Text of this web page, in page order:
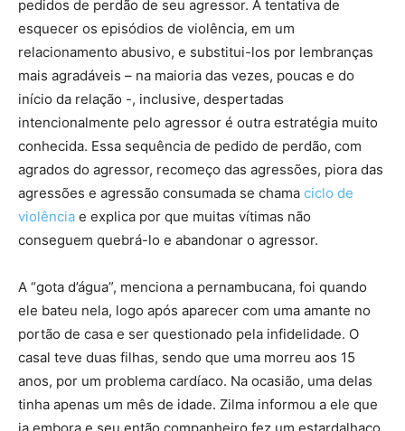
pedidos de perdão de seu agressor. A tentativa de
esquecer os episódios de violência, em um
relacionamento abusivo, e substitui-los por lembranças
mais agradáveis – na maioria das vezes, poucas e do
início da relação -, inclusive, despertadas
intencionalmente pelo agressor é outra estratégia muito
conhecida. Essa sequência de pedido de perdão, com
agrados do agressor, recomeço das agressões, piora das
agressões e agressão consumada se chama ciclo de
violência e explica por que muitas vítimas não
conseguem quebrá-lo e abandonar o agressor.
A “gota d’água”, menciona a pernambucana, foi quando
ele bateu nela, logo após aparecer com uma amante no
portão de casa e ser questionado pela infidelidade. O
casal teve duas filhas, sendo que uma morreu aos 15
anos, por um problema cardíaco. Na ocasião, uma delas
tinha apenas um mês de idade. Zilma informou a ele que